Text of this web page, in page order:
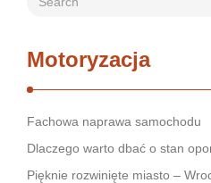
Motoryzacja
Fachowa naprawa samochodu
Dlaczego warto dbać o stan
Pięknie rozwinięte miasto –